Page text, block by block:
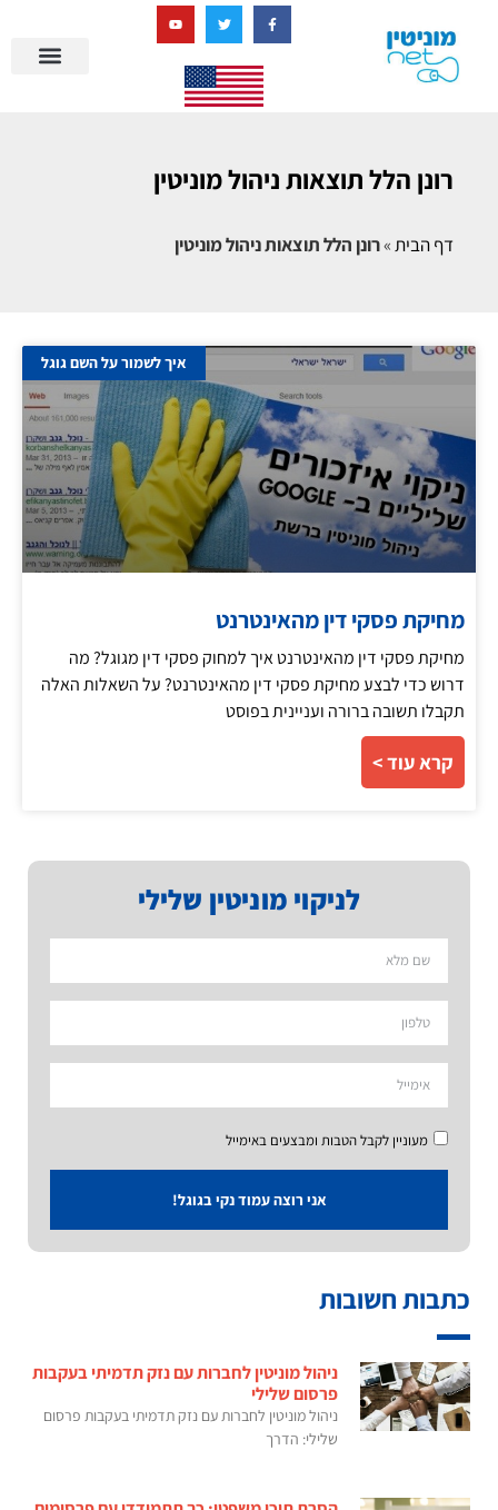
רונן הלל תוצאות ניהול מוניטין
דף הבית»רונן הלל תוצאות ניהול מוניטין
לניקוי מוניטין שלילי
מעוניין לקבל הטבות ומבצעים באימייל
אני רוצה עמוד נקי בגוגל!
כתבות חשובות
ניהול מוניטין לחברות עם נזק תדמיתי בעקבות
פרסום שלילי
ניהול מוניטין לחברות עם נזק תדמיתי בעקבות פרסום
שלילי: הדרך
איך לשמור על השם גוגל
מחיקת פסקי דין מהאינטרנט
מחיקת פסקי דין מהאינטרנט איך למחוק פסקי דין מגוגל? מה
דרוש כדי לבצע מחיקת פסקי דין מהאינטרנט? על השאלות האלה
תקבלו תשובה ברורה ועניינית בפוסט
קרא עוד >